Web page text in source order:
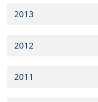
2013
2012
2011